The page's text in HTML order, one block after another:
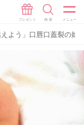
えよう」口唇口蓋裂の